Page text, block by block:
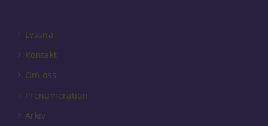
Lyssna
Kontakt
Om oss
Prenumeration
Arkiv